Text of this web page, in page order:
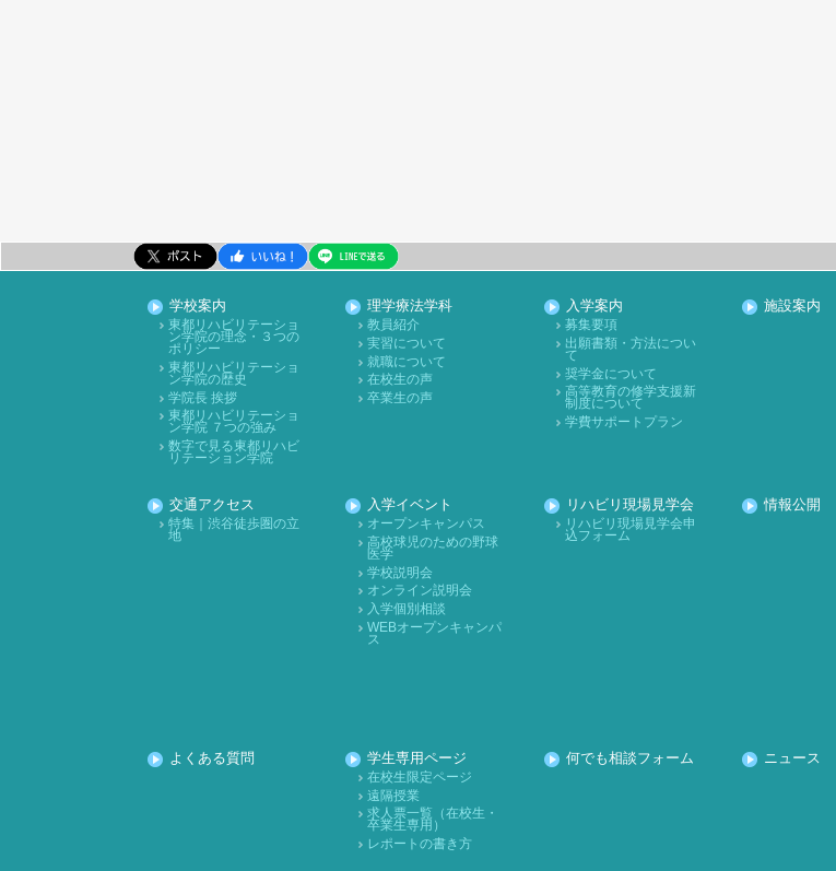
学校案内
東都リハビリテーショ
ン学院の理念・３つの
ポリシー
東都リハビリテーショ
ン学院の歴史
学院長 挨拶
東都リハビリテーショ
ン学院 ７つの強み
数字で見る東都リハビ
リテーション学院
理学療法学科
教員紹介
実習について
就職について
在校生の声
卒業生の声
入学案内
募集要項
出願書類・方法につい
て
奨学金について
高等教育の修学支援新
制度について
学費サポートプラン
施設案内
交通アクセス
特集｜渋谷徒歩圏の立
地
入学イベント
オープンキャンパス
高校球児のための野球
医学
学校説明会
オンライン説明会
入学個別相談
WEBオープンキャンパ
ス
リハビリ現場見学会
リハビリ現場見学会申
込フォーム
情報公開
よくある質問 学生専用ページ
在校生限定ページ
遠隔授業
求人票一覧（在校生・
卒業生専用）
レポートの書き方
何でも相談フォーム ニュース